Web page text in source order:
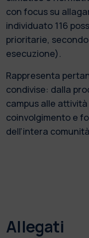
con focus su
individuato 116
prioritarie,
esecuzione).
Rappresenta
condivise: dalla
campus alle attività
coinvolgimento e
dell’intera
Allegati